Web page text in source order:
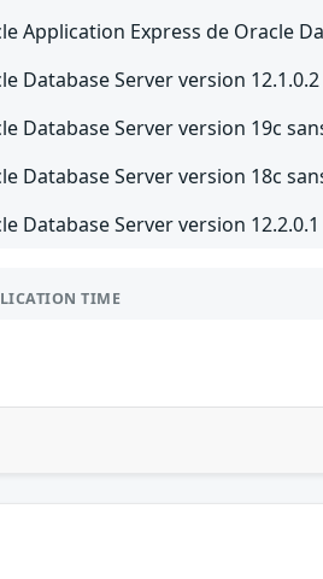
Application Express de Oracle
Database Server version
Database Server version 19c
Database Server version 18c
Database Server version
TIME